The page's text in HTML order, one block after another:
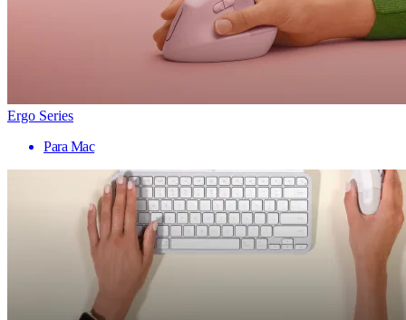
Ergo Series
Para Mac